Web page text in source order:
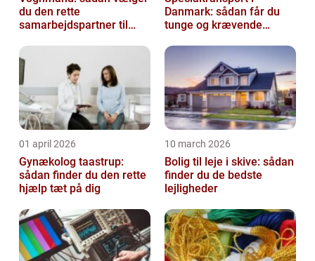
du den rette
samarbejdspartner til
Danmark: sådan får du
tunge og krævende
01 april 2026
Gynækolog taastrup:
sådan finder du den rette
hjælp tæt på dig
10 march 2026
Bolig til leje i skive: sådan
finder du de bedste
lejligheder